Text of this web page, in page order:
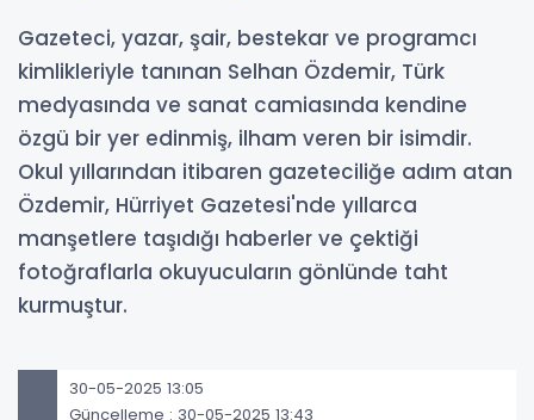
Gazeteci, yazar, şair, bestekar ve programcı
kimlikleriyle tanınan Selhan Özdemir, Türk
medyasında ve sanat camiasında kendine
özgü bir yer edinmiş, ilham veren bir isimdir.
Okul yıllarından itibaren gazeteciliğe adım atan
Özdemir, Hürriyet Gazetesi'nde yıllarca
manşetlere taşıdığı haberler ve çektiği
fotoğraflarla okuyucuların gönlünde taht
kurmuştur.
30-05-2025 13:05
Güncelleme : 30-05-2025 13:43